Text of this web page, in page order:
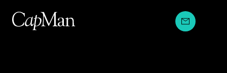
sisältöön